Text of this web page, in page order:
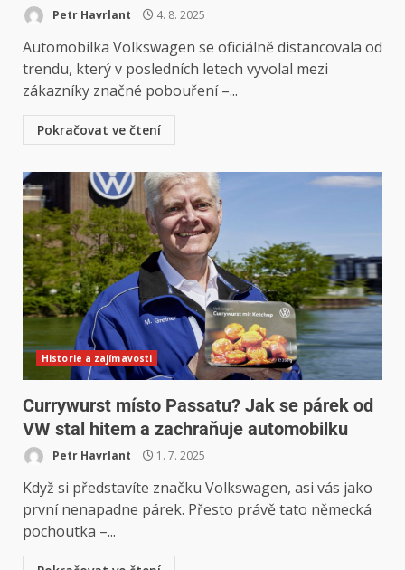
Petr Havrlant 4. 8. 2025
Automobilka Volkswagen se oficiálně distancovala od
trendu, který v posledních letech vyvolal mezi
zákazníky značné pobouření –...
Pokračovat ve čtení
Historie a zajímavosti
Currywurst místo Passatu? Jak se párek od
VW stal hitem a zachraňuje automobilku
Petr Havrlant 1. 7. 2025
Když si představíte značku Volkswagen, asi vás jako
první nenapadne párek. Přesto právě tato německá
pochoutka –...